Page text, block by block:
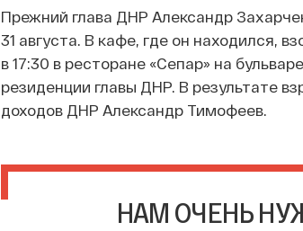
Прежний глава ДНР Александр
31 августа. В кафе, где он находился,
в 17:30 в ресторане «Сепар» на
резиденции главы ДНР. В результате
доходов ДНР Александр Тимофеев.
НАМ ОЧЕНЬ